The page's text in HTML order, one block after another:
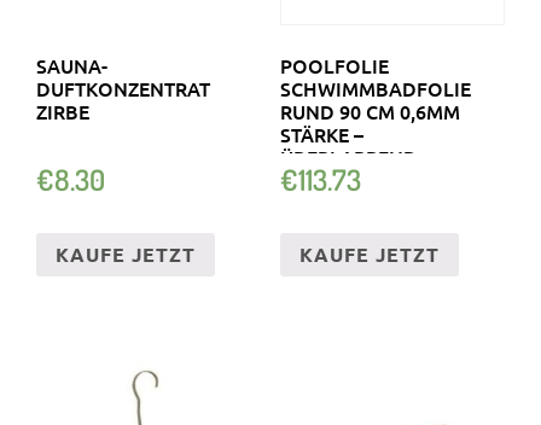
SAUNA-
DUFTKONZENTRAT
ZIRBE
€8.30
KAUFE JETZT
POOLFOLIE
SCHWIMMBADFOLIE
RUND 90 CM 0,6MM
STÄRKE –
ÜBERLAPPEND
AUSTAUSCHFOLIE
€113.73
KAUFE JETZT